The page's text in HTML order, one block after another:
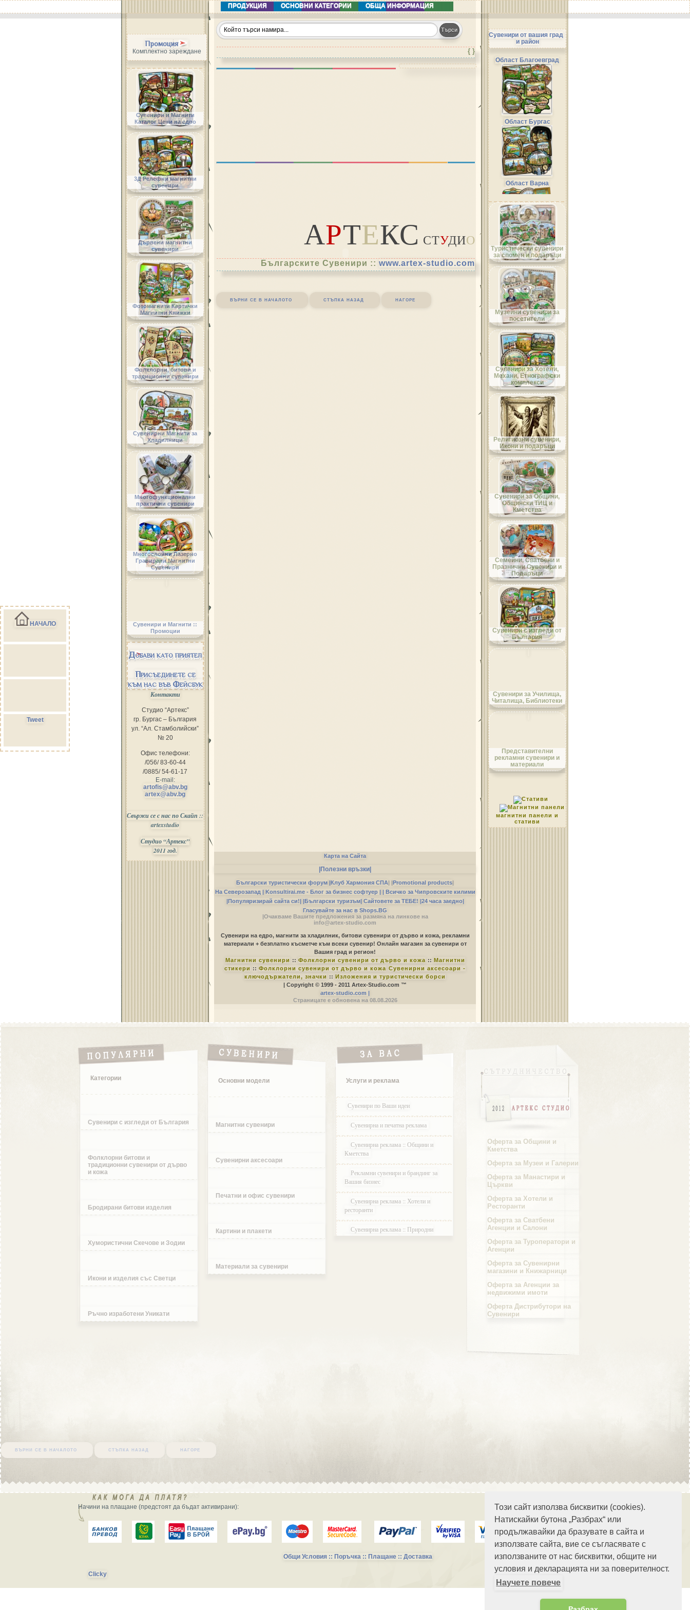
Този сайт използва бисквитки (cookies).
Натискайки бутона „Разбрах“ или
продължавайки да бразувате в сайта и
използвате сайта, вие се съгласявате с
използваните от нас бисквитки, общите ни
условия и декларацията ни за поверителност.
Научете повече
ПРОДУКЦИЯ ОСНОВНИ КАТЕГОРИИ ОБЩА ИНФОРМАЦИЯ
{ }
АРТЕКС СТУДИО
Българските Сувенири :: www.artex-studio.com
върни се в началото стъпка назад нагоре
Промоция
Комплектно зареждане
Сувенири и Магнити
Каталог Цени на едро
3Д Релефни магнитни
сувенири
Дървени магнитни
сувенири
Фотомагнити Картички
Магнитни Книжки
Фолклорни, битови и
традиционни сувенири
Сувенирни Магнити за
Хладилници
Многофункционални
практични сувенири
Многослойни Лазерно
Гравирани Магнитни
Сувенири
Сувенири и Магнити ::
Промоции
Добави като приятел
Присъединете се
към нас във Фейсбук
Контакти
Студио “Артекс”
гр. Бургас – България
ул. “Ал. Стамболийски”
№ 20
Офис телефони:
/056/ 83-60-44
/0885/ 54-61-17
E-mail:
artofis@abv.bg
artex@abv.bg
Свържи се с нас по Скайп ::
artexstudio
Студио “Артекс”
2011 год.
Сувенири от вашия град
и район
Област Благоевград
Област Бургас
Област Варна
Област Велико Търново
Област Видин
Област Враца
Област Габрово
Област Добрич
Област Кърджали
Област Кюстендил
Област Пазарджик
Област Русе
Област Силистра
Област Сливен
Област Смолян
Област София
Област Хасково
Област Шумен
Туристически сувенири
за спомен и подаръци
Музейни сувенири за
посетители
Сувенири за Хотели,
Механи, Етнографски
комплекси
Религиозни сувенири,
Икони и подаръци
Сувенири за Общини,
Общински ТИЦ и
Кметства
Семейни, Сватбени и
Празнични Сувенири и
Подаръци
Сувенири с изгледи от
България
Сувенири за Училища,
Читалища, Библиотеки
Представителни
рекламни сувенири и
материали
магнитни панели и
стативи
Карта на Сайта
|Полезни връзки|
Български туристически форум |Клуб Хармония СПА| |Promotional products|
На Северозапад | Konsultirai.me - Блог за бизнес софтуер | | Всичко за Чипровските килими
|Популяризирай сайта си!| |Български туризъм| Сайтовете за ТЕБЕ! |24 часа заедно|
Гласувайте за нас в Shops.BG
|Очакваме Вашите предложения за размяна на линкове на
info@artex-studio.com
Сувенири на едро, магнити за хладилник, битови сувенири от дърво и кожа, рекламни
материали + безплатно късметче към всеки сувенир! Онлайн магазин за сувенири от
Вашия град и регион!
Магнитни сувенири :: Фолклорни сувенири от дърво и кожа :: Магнитни
стикери :: Фолклорни сувенири от дърво и кожа Сувенирни аксесоари -
ключодържатели, значки :: Изложения и туристически борси
| Copyright © 1999 - 2011 Artex-Studio.com ™
artex-studio.com |
Страницате е обновена на 08.08.2026
Категории
Сувенири с изгледи от България
Фолклорни битови и
традиционни сувенири от дърво
и кожа
Бродирани битови изделия
Хумористични Скечове и Зодии
Икони и изделия със Светци
Ръчно изработени Уникати
Основни модели
Магнитни сувенири
Сувенирни аксесоари
Печатни и офис сувенири
Картини и плакети
Материали за сувенири
Услуги и реклама
Сувенири по Ваши идеи
Сувенирна и печатна реклама
Сувенирна реклама :: Общини и
Кметства
Рекламни сувенири и брандинг за
Вашия бизнес
Сувенирна реклама :: Хотели и
ресторанти
Сувенирна реклама :: Природни
паркове и Резервати
Оферта за Общини и
Кметства
Оферта за Музеи и Галерии
Оферта за Манастири и
Църкви
Оферта за Хотели и
Ресторанти
Оферта за Сватбени
Агенции и Салони
Оферта за Туроператори и
Агенции
Оферта за Сувенирни
магазини и Книжарници
Оферта за Агенции за
недвижими имоти
Оферта Дистрибутори на
Сувенири
върни се в началото стъпка назад нагоре
Начини на плащане (предстоят да бъдат активирани):
Общи Условия :: Поръчка :: Плащане :: Доставка
Clicky
НАЧАЛО
Tweet